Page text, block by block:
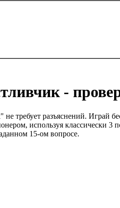
-
требует разъяснений. Играй
используя классически 3
15-ом вопросе.